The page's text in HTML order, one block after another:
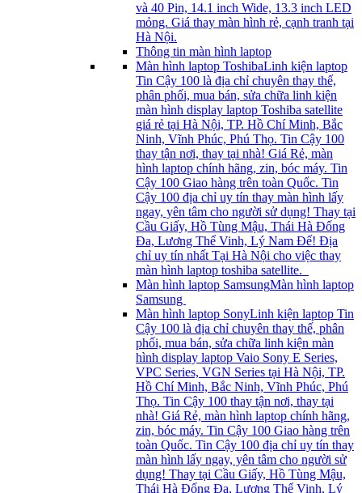
và 40 Pin, 14.1 inch Wide, 13.3 inch LED
mỏng. Giá thay màn hình rẻ, cạnh tranh tại
Hà Nội.
Thông tin màn hình laptop
Màn hình laptop ToshibaLinh kiện laptop
Tin Cậy 100 là địa chỉ chuyên thay thế,
phân phối, mua bán, sửa chữa linh kiện
màn hình display laptop Toshiba satellite
giá rẻ tại Hà Nội, TP. Hồ Chí Minh, Bắc
Ninh, Vĩnh Phúc, Phú Thọ. Tin Cậy 100
thay tận nơi, thay tại nhà! Giá Rẻ, màn
hình laptop chính hãng, zin, bóc máy. Tin
Cậy 100 Giao hàng trên toàn Quốc. Tin
Cậy 100 địa chỉ uy tín thay màn hình lấy
ngay, yên tâm cho người sử dụng! Thay tại
Cầu Giấy, Hồ Tùng Mậu, Thái Hà Đống
Đa, Lương Thể Vinh, Lý Nam Đế! Địa
chỉ uy tín nhất Tại Hà Nội cho việc thay
màn hình laptop toshiba satellite.
Màn hình laptop SamsungMàn hình laptop
Samsung
Màn hình laptop SonyLinh kiện laptop Tin
Cậy 100 là địa chỉ chuyên thay thế, phân
phối, mua bán, sửa chữa linh kiện màn
hình display laptop Vaio Sony E Series,
VPC Series, VGN Series tại Hà Nội, TP.
Hồ Chí Minh, Bắc Ninh, Vĩnh Phúc, Phú
Thọ. Tin Cậy 100 thay tận nơi, thay tại
nhà! Giá Rẻ, màn hình laptop chính hãng,
zin, bóc máy. Tin Cậy 100 Giao hàng trên
toàn Quốc. Tin Cậy 100 địa chỉ uy tín thay
màn hình lấy ngay, yên tâm cho người sử
dụng! Thay tại Cầu Giấy, Hồ Tùng Mậu,
Thái Hà Đống Đa, Lương Thể Vinh, Lý